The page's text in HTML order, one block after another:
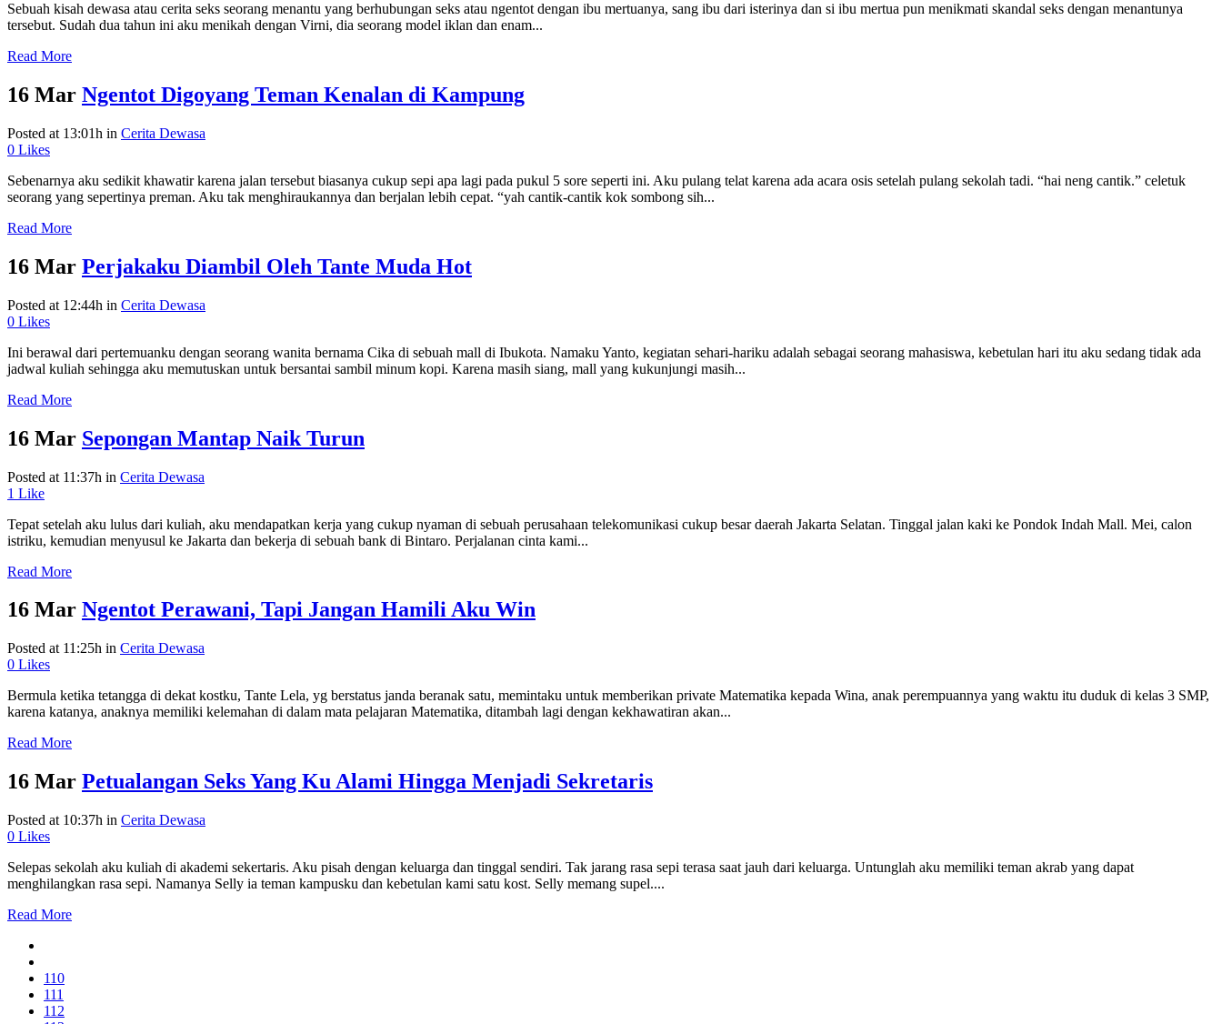
Sebuah kisah dewasa atau cerita seks seorang menantu yang berhubungan seks atau ngentot dengan ibu mertuanya, sang ibu dari isterinya dan si ibu mertua pun menikmati skandal seks dengan menantunya
tersebut. Sudah dua tahun ini aku menikah dengan Virni, dia seorang model iklan dan enam...
Read More
16 Mar Ngentot Digoyang Teman Kenalan di Kampung
Posted at 13:01h in Cerita Dewasa
0 Likes
Sebenarnya aku sedikit khawatir karena jalan tersebut biasanya cukup sepi apa lagi pada pukul 5 sore seperti ini. Aku pulang telat karena ada acara osis setelah pulang sekolah tadi. “hai neng cantik.” celetuk
seorang yang sepertinya preman. Aku tak menghiraukannya dan berjalan lebih cepat. “yah cantik-cantik kok sombong sih...
Read More
16 Mar Perjakaku Diambil Oleh Tante Muda Hot
Posted at 12:44h in Cerita Dewasa
0 Likes
Ini berawal dari pertemuanku dengan seorang wanita bernama Cika di sebuah mall di Ibukota. Namaku Yanto, kegiatan sehari-hariku adalah sebagai seorang mahasiswa, kebetulan hari itu aku sedang tidak ada
jadwal kuliah sehingga aku memutuskan untuk bersantai sambil minum kopi. Karena masih siang, mall yang kukunjungi masih...
Read More
16 Mar Sepongan Mantap Naik Turun
Posted at 11:37h in Cerita Dewasa
1 Like
Tepat setelah aku lulus dari kuliah, aku mendapatkan kerja yang cukup nyaman di sebuah perusahaan telekomunikasi cukup besar daerah Jakarta Selatan. Tinggal jalan kaki ke Pondok Indah Mall. Mei, calon
istriku, kemudian menyusul ke Jakarta dan bekerja di sebuah bank di Bintaro. Perjalanan cinta kami...
Read More
16 Mar Ngentot Perawani, Tapi Jangan Hamili Aku Win
Posted at 11:25h in Cerita Dewasa
0 Likes
Bermula ketika tetangga di dekat kostku, Tante Lela, yg berstatus janda beranak satu, memintaku untuk memberikan private Matematika kepada Wina, anak perempuannya yang waktu itu duduk di kelas 3 SMP,
karena katanya, anaknya memiliki kelemahan di dalam mata pelajaran Matematika, ditambah lagi dengan kekhawatiran akan...
Read More
16 Mar Petualangan Seks Yang Ku Alami Hingga Menjadi Sekretaris
Posted at 10:37h in Cerita Dewasa
0 Likes
Selepas sekolah aku kuliah di akademi sekertaris. Aku pisah dengan keluarga dan tinggal sendiri. Tak jarang rasa sepi terasa saat jauh dari keluarga. Untunglah aku memiliki teman akrab yang dapat
menghilangkan rasa sepi. Namanya Selly ia teman kampusku dan kebetulan kami satu kost. Selly memang supel....
Read More
110
111
112